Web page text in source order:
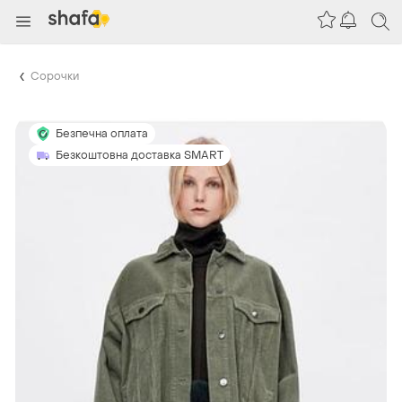
Сорочки
Безпечна оплата
Безкоштовна доставка SMART